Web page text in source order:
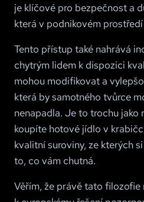
je klíčové pro bezpečnost a
která v podnikovém
Tento přístup také nahrává
chytrým lidem k dispozici
mohou modifikovat a
která by samotného tvůrce
nenapadla. Je to trochu jako
koupíte hotové jídlo v
kvalitní suroviny, ze kterých
to, co vám chutná.
Věřím, že právě tato